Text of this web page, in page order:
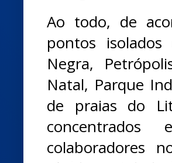
Ao todo, de
pontos
Negra,
Natal, Parque
de praias do
colaboradores